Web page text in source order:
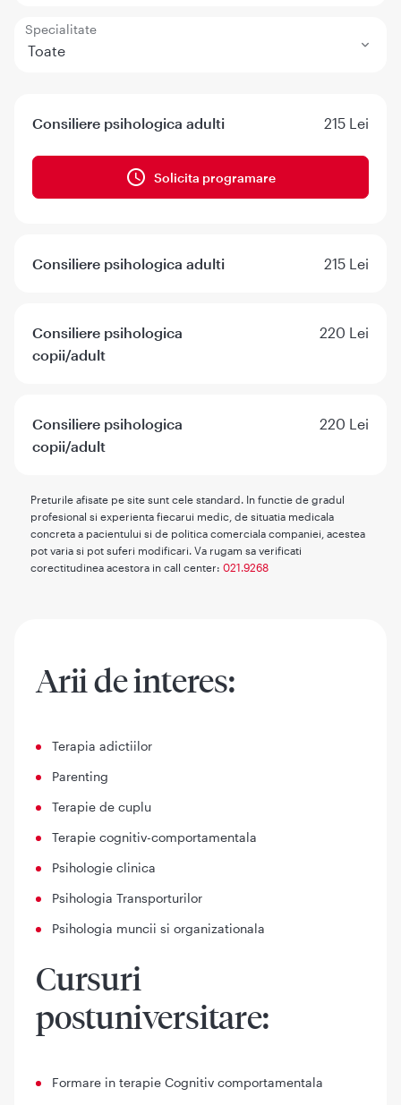
Specialitate
Toate
Consiliere psihologica adulti 215 Lei
Solicita programare
Consiliere psihologica adulti 215 Lei
Consiliere psihologica
copii/adult
220 Lei
Consiliere psihologica
copii/adult
220 Lei
Preturile afisate pe site sunt cele standard. In functie de gradul
profesional si experienta fiecarui medic, de situatia medicala
concreta a pacientului si de politica comerciala companiei, acestea
pot varia si pot suferi modificari. Va rugam sa verificati
corectitudinea acestora in call center: 021.9268
Arii de interes:
Terapia adictiilor
Parenting
Terapie de cuplu
Terapie cognitiv-comportamentala
Psihologie clinica
Psihologia Transporturilor
Psihologia muncii si organizationala
Cursuri
postuniversitare:
Formare in terapie Cognitiv comportamentala